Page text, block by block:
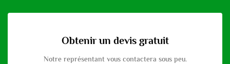
Obtenir un devis gratuit
Notre représentant vous contactera sous peu.